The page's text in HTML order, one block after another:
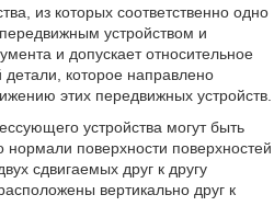
из которых соответственно одно
устройством и
и допускает относительное
которое направлено
этих передвижных устройств.
устройства могут быть
нормали поверхности поверхностей
сдвигаемых друг к другу
вертикально друг к